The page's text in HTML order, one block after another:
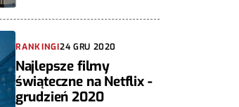
RANKINGI24 GRU 2020
Najlepsze filmy
świąteczne na Netflix -
grudzień 2020